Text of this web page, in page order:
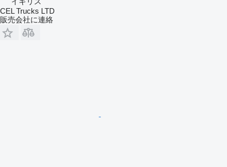
CEL Trucks LTD
販売会社に連絡